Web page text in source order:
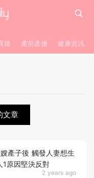
路 產前產後 健康資訊
文章
2 years ago
嫂產子後 觸發人妻想生
1原因堅決反對